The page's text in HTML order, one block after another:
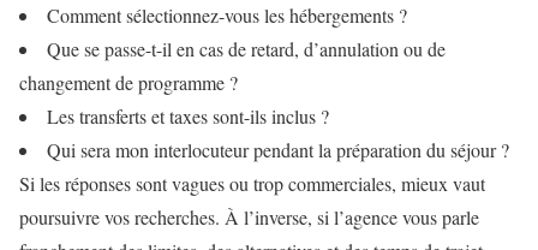
Comment sélectionnez-vous les hébergements ?
Que se passe-t-il en cas de retard, d’annulation ou de
changement de programme ?
Les transferts et taxes sont-ils inclus ?
Qui sera mon interlocuteur pendant la préparation du séjour ?
Si les réponses sont vagues ou trop commerciales, mieux vaut
poursuivre vos recherches. À l’inverse, si l’agence vous parle